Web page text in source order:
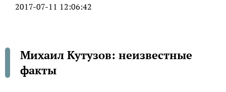
2017-07-11 12:06:42
Михаил Кутузов: неизвестные
факты